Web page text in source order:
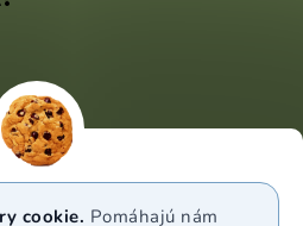
cookie. Pomáhajú nám